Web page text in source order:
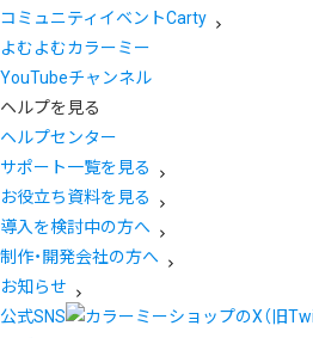
コミュニティイベントCarty
よむよむカラーミー
YouTubeチャンネル
ヘルプを見る
ヘルプセンター
サポート一覧を見る
お役立ち資料を見る
導入を検討中の方へ
制作・開発会社の方へ
お知らせ
公式SNS